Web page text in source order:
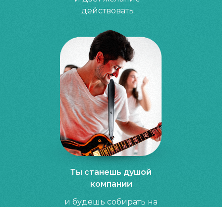
и будешь собирать на
Ты станешь душой
компании
действовать